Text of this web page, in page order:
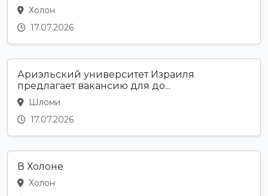
Холон
17.07.2026
Ариэльский университет Израиля
предлагает вакансию для до...
Шломи
17.07.2026
В Холоне
Холон